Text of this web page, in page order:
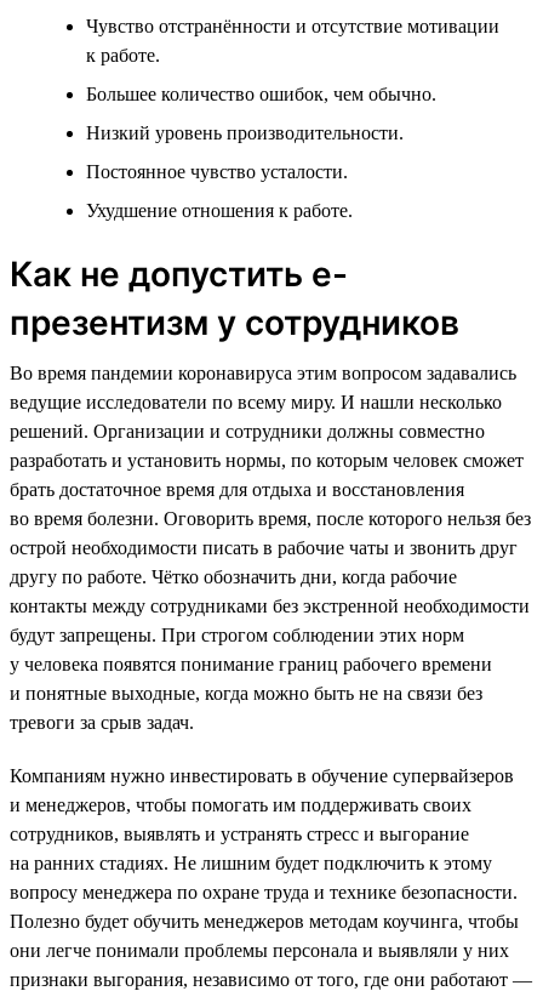
Чувство отстранённости и отсутствие мотивации
к работе.
Большее количество ошибок, чем обычно.
Низкий уровень производительности.
Постоянное чувство усталости.
Ухудшение отношения к работе.
Как не допустить е-
презентизм у сотрудников
Во время пандемии коронавируса этим вопросом задавались
ведущие исследователи по всему миру. И нашли несколько
решений. Организации и сотрудники должны совместно
разработать и установить нормы, по которым человек сможет
брать достаточное время для отдыха и восстановления
во время болезни. Оговорить время, после которого нельзя без
острой необходимости писать в рабочие чаты и звонить друг
другу по работе. Чётко обозначить дни, когда рабочие
контакты между сотрудниками без экстренной необходимости
будут запрещены. При строгом соблюдении этих норм
у человека появятся понимание границ рабочего времени
и понятные выходные, когда можно быть не на связи без
тревоги за срыв задач.
Компаниям нужно инвестировать в обучение супервайзеров
и менеджеров, чтобы помогать им поддерживать своих
сотрудников, выявлять и устранять стресс и выгорание
на ранних стадиях. Не лишним будет подключить к этому
вопросу менеджера по охране труда и технике безопасности.
Полезно будет обучить менеджеров методам коучинга, чтобы
они легче понимали проблемы персонала и выявляли у них
признаки выгорания, независимо от того, где они работают —